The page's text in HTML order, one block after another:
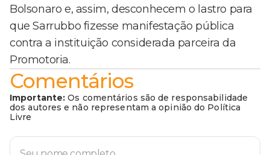
Bolsonaro e, assim, desconhecem o lastro para
que Sarrubbo fizesse manifestação pública
contra a instituição considerada parceira da
Promotoria.
Comentários
Importante: Os comentários são de responsabilidade
dos autores e não representam a opinião do Política
Livre